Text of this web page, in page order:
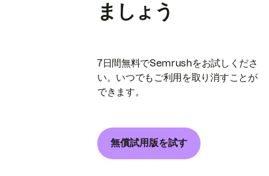
ましょう
7日間無料でSemrushをお試しくださ
い。いつでもご利用を取り消すことが
できます。
無償試用版を試す